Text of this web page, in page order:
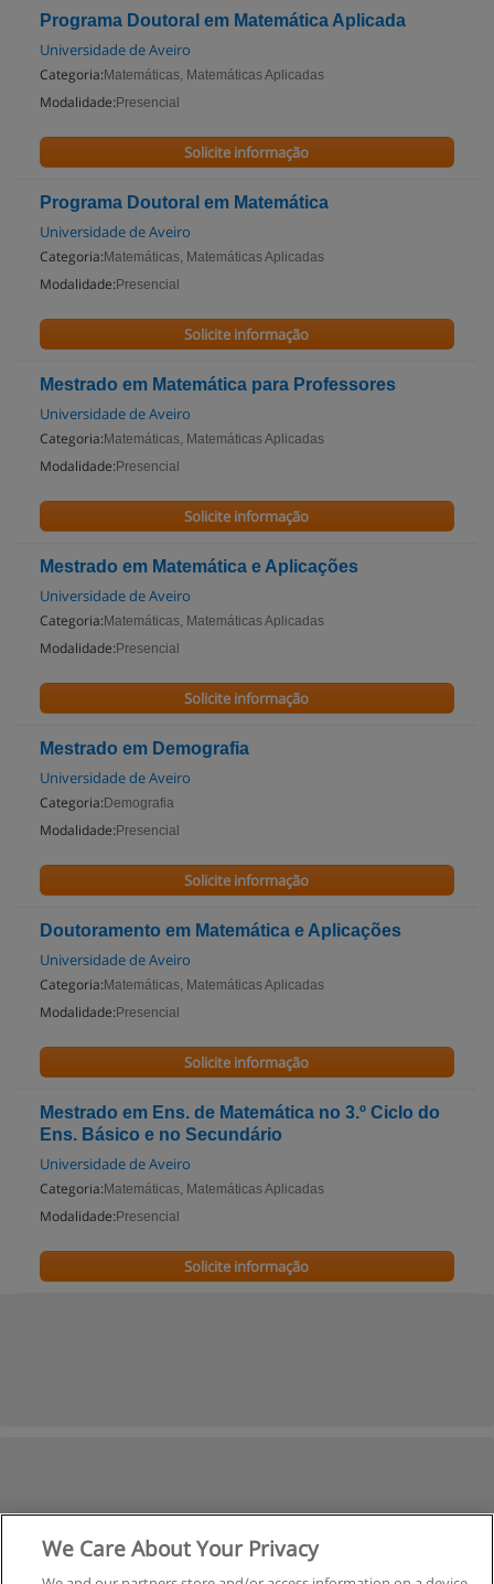
Programa Doutoral em Matemática Aplicada
Universidade de Aveiro
Categoria: Matemáticas, Matemáticas Aplicadas
Modalidade: Presencial
Solicite informação
Programa Doutoral em Matemática
Universidade de Aveiro
Categoria: Matemáticas, Matemáticas Aplicadas
Modalidade: Presencial
Solicite informação
Mestrado em Matemática para Professores
Universidade de Aveiro
Categoria: Matemáticas, Matemáticas Aplicadas
Modalidade: Presencial
Solicite informação
Mestrado em Matemática e Aplicações
Universidade de Aveiro
Categoria: Matemáticas, Matemáticas Aplicadas
Modalidade: Presencial
Solicite informação
Mestrado em Demografia
Universidade de Aveiro
Categoria: Demografia
Modalidade: Presencial
Solicite informação
Doutoramento em Matemática e Aplicações
Universidade de Aveiro
Categoria: Matemáticas, Matemáticas Aplicadas
Modalidade: Presencial
Solicite informação
Mestrado em Ens. de Matemática no 3.º Ciclo do
Ens. Básico e no Secundário
Universidade de Aveiro
Categoria: Matemáticas, Matemáticas Aplicadas
Modalidade: Presencial
Solicite informação
We Care About Your Privacy